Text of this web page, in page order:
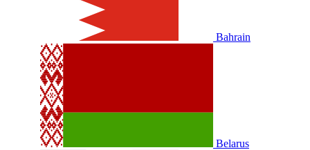
Bahrain
Belarus